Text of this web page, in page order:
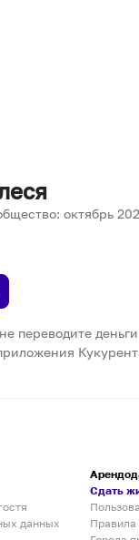
октябрь
переводите
данных
Сдать
Правила